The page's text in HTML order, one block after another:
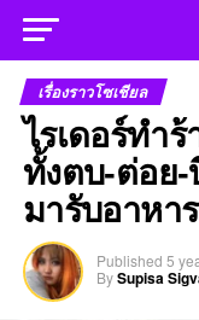
เรื่องราวโซเชียล
ไรเดอร์ทำ
ทั้งตบ-ต่อย
มารับอาหา
Published 5
BySupisa